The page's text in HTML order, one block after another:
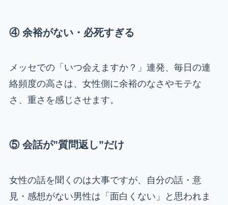
④ 余裕がない・必死すぎる
メッセでの「いつ会えますか？」連発、毎日の連
絡頻度の高さは、女性側に余裕のなさやモテな
さ、重さを感じさせます。
⑤ 会話が”質問返し”だけ
女性の話を聞くのは大事ですが、自分の話・意
見・感想がない男性は「面白くない」と思われま